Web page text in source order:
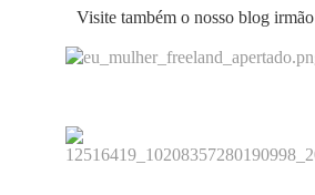
Visite também o nosso blog irmão